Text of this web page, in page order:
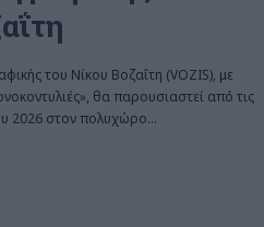
του Νίκου Βοζαΐτη (VOZIS), με
θα παρουσιαστεί από τις
2026 στον πολυχώρο…